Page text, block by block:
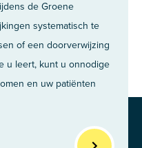
de Groene
systematisch te
of een doorverwijzing
u leert, kunt u onnodige
en uw patiënten